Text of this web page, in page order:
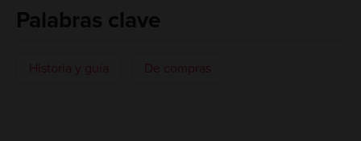
Palabras clave
Historia y guía De compras